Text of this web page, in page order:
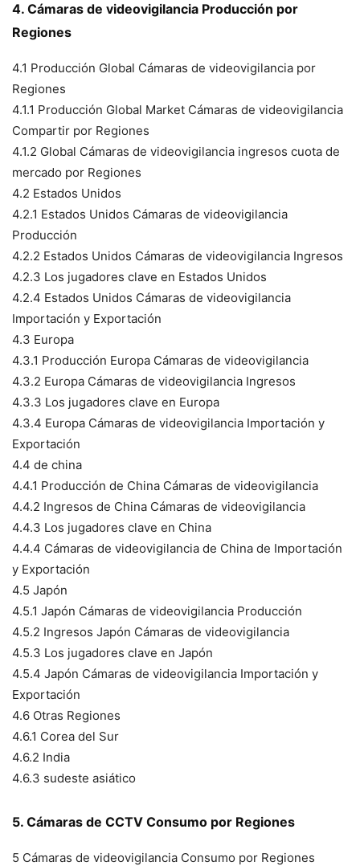
4. Cámaras de videovigilancia Producción por
Regiones
4.1 Producción Global Cámaras de videovigilancia por
Regiones
4.1.1 Producción Global Market Cámaras de videovigilancia
Compartir por Regiones
4.1.2 Global Cámaras de videovigilancia ingresos cuota de
mercado por Regiones
4.2 Estados Unidos
4.2.1 Estados Unidos Cámaras de videovigilancia
Producción
4.2.2 Estados Unidos Cámaras de videovigilancia Ingresos
4.2.3 Los jugadores clave en Estados Unidos
4.2.4 Estados Unidos Cámaras de videovigilancia
Importación y Exportación
4.3 Europa
4.3.1 Producción Europa Cámaras de videovigilancia
4.3.2 Europa Cámaras de videovigilancia Ingresos
4.3.3 Los jugadores clave en Europa
4.3.4 Europa Cámaras de videovigilancia Importación y
Exportación
4.4 de china
4.4.1 Producción de China Cámaras de videovigilancia
4.4.2 Ingresos de China Cámaras de videovigilancia
4.4.3 Los jugadores clave en China
4.4.4 Cámaras de videovigilancia de China de Importación
y Exportación
4.5 Japón
4.5.1 Japón Cámaras de videovigilancia Producción
4.5.2 Ingresos Japón Cámaras de videovigilancia
4.5.3 Los jugadores clave en Japón
4.5.4 Japón Cámaras de videovigilancia Importación y
Exportación
4.6 Otras Regiones
4.6.1 Corea del Sur
4.6.2 India
4.6.3 sudeste asiático
5. Cámaras de CCTV Consumo por Regiones
5 Cámaras de videovigilancia Consumo por Regiones